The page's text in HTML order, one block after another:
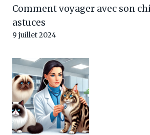
Comment voyager avec son
astuces
9 juillet 2024